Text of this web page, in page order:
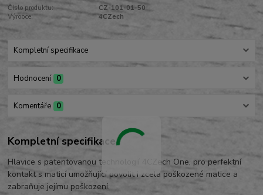
Číslo produktu:
CZ-101-01-50
Výrobce:
4CZech
Kompletní specifikace
Hodnocení 0
Komentáře 0
Kompletní specifikace
Hlavice s patentovanou technologií 4CZech One, pro perfektní
kontakt s maticí umožňující povolit i zcela poškozené matice a
zabraňuje jejímu poškození.